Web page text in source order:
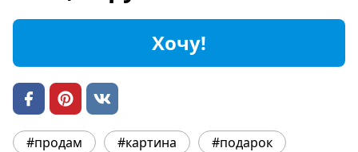
Хочу!
#продам #картина
#подарок